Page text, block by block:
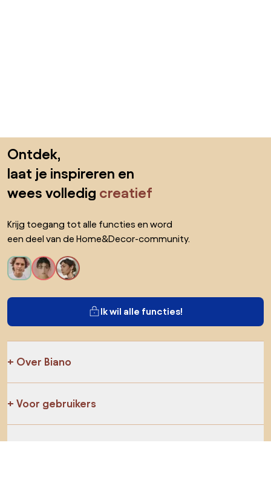
Ontdek,
laat je inspireren en
wees volledig creatief
Krijg toegang tot alle functies en word
een deel van de Home&Decor-community.
Ik wil alle functies!
Over Biano
Voor gebruikers